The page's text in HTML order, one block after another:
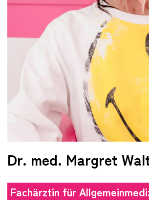
Dr. med. Margret
Fachärztin für